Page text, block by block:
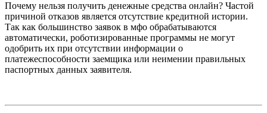
Почему нельзя получить денежные средства онлайн? Частой
причиной отказов является отсутствие кредитной истории.
Так как большинство заявок в мфо обрабатываются
автоматически, роботизированные программы не могут
одобрить их при отсутствии информации о
платежеспособности заемщика или неимении правильных
паспортных данных заявителя.